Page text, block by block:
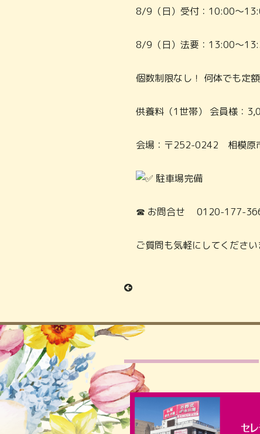
8/9（日）受付：10:00～
8/9（日）法要：13:00～
個数制限なし！ 何体でも定
供養料（1世帯） 会員様：
会場：〒252-0242 相模原
駐車場完備
☎ お問合せ 0120-177-
ご質問も気軽にしてください